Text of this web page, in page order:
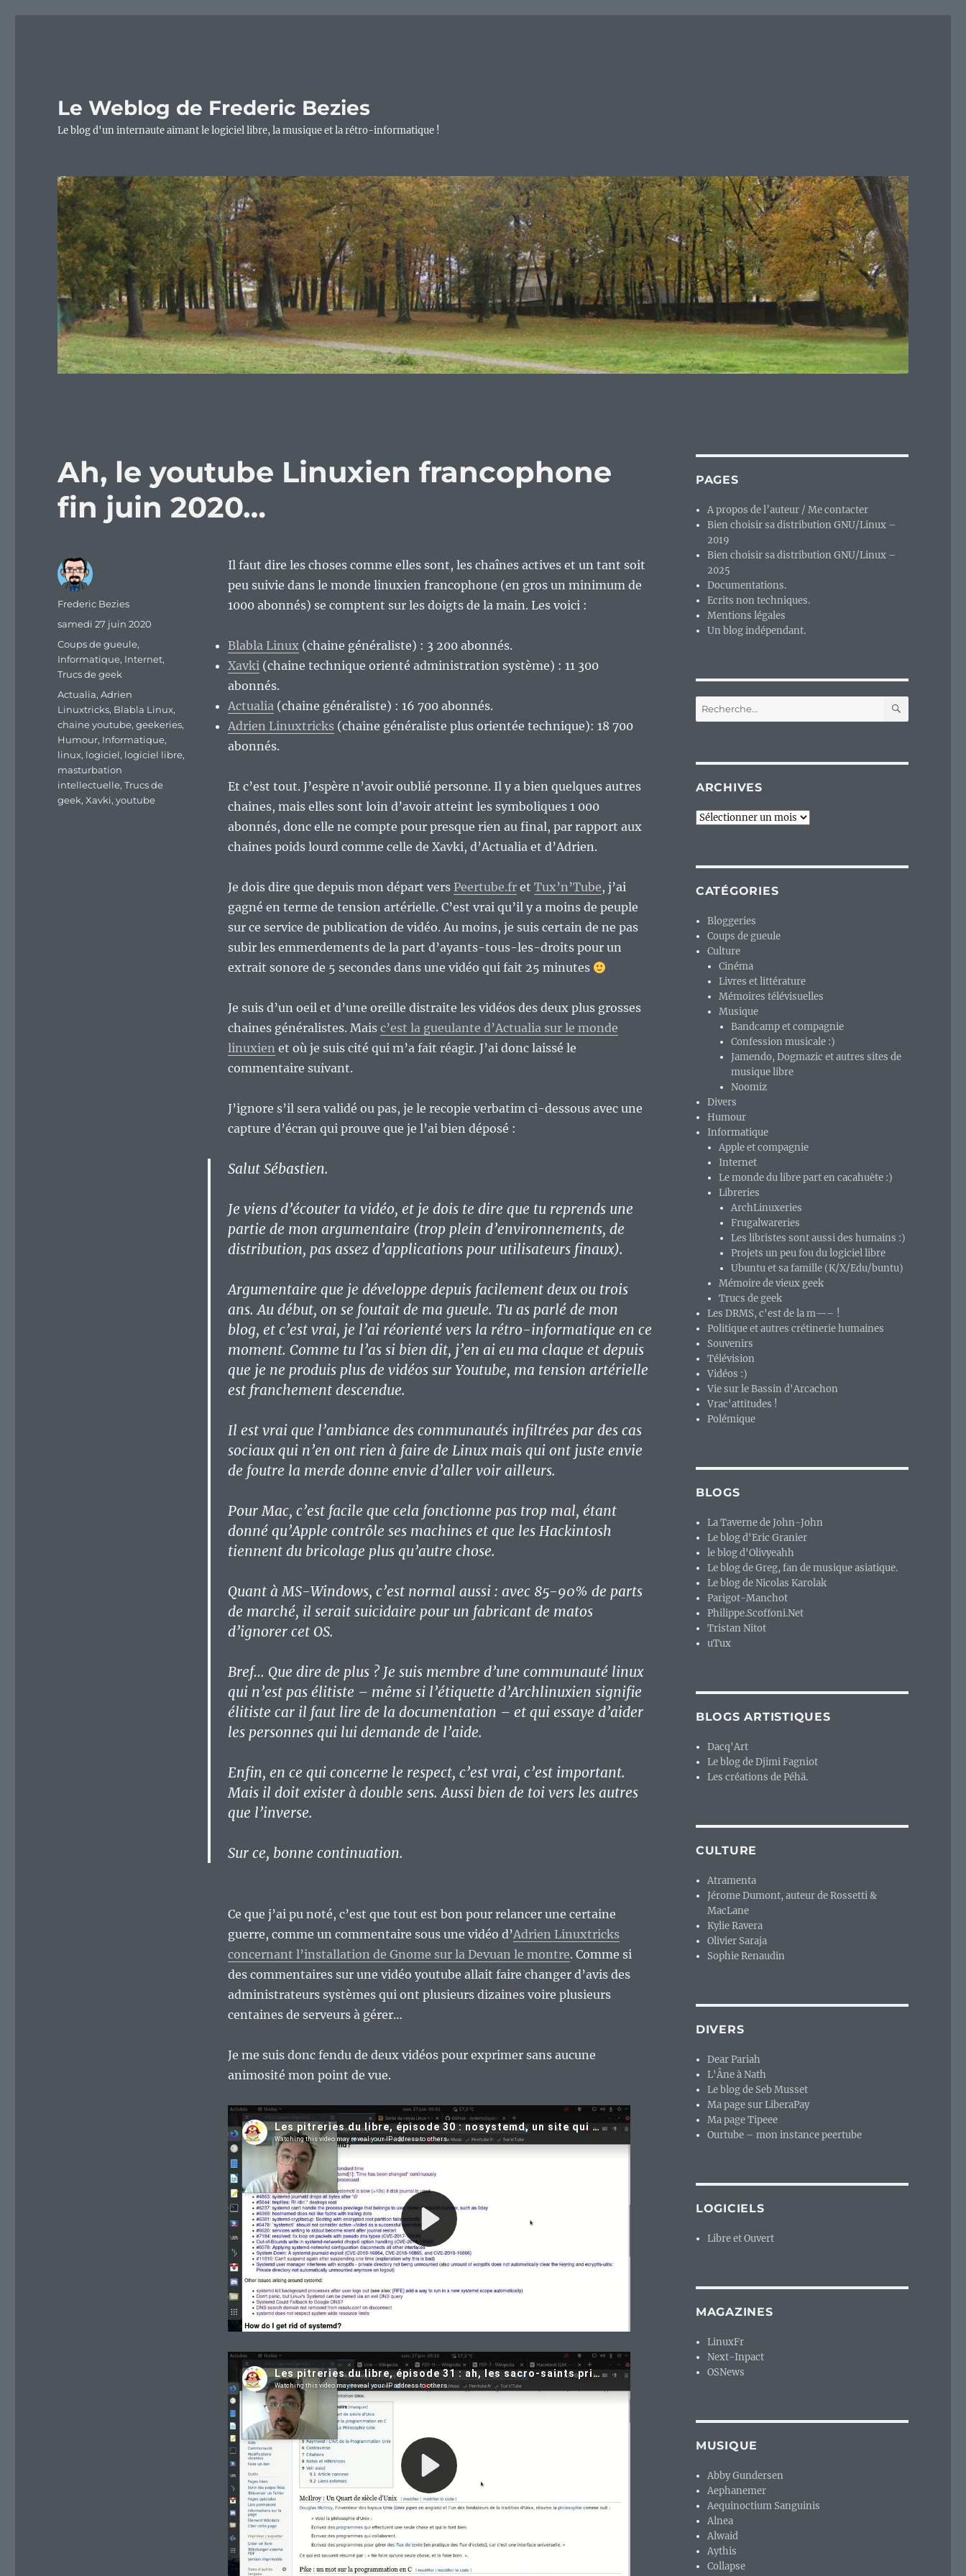
Le Weblog de Frederic Bezies
Le blog d'un internaute aimant le logiciel libre, la musique et la rétro-informatique !
Ah, le youtube Linuxien francophone
fin juin 2020…
Il faut dire les choses comme elles sont, les chaînes actives et un tant soit
peu suivie dans le monde linuxien francophone (en gros un minimum de
1000 abonnés) se comptent sur les doigts de la main. Les voici :
Blabla Linux(chaine généraliste) : 3 200 abonnés.
Xavki(chaine technique orienté administration système) : 11 300
abonnés.
Actualia(chaine généraliste) : 16 700 abonnés.
Adrien Linuxtricks(chaine généraliste plus orientée technique): 18 700
abonnés.
Et c’est tout. J’espère n’avoir oublié personne. Il y a bien quelques autres
chaines, mais elles sont loin d’avoir atteint les symboliques 1 000
abonnés, donc elle ne compte pour presque rien au final, par rapport aux
chaines poids lourd comme celle de Xavki, d’Actualia et d’Adrien.
Je dois dire que depuis mon départ vers Peertube.fret Tux’n’Tube, j’ai
gagné en terme de tension artérielle. C’est vrai qu’il y a moins de peuple
sur ce service de publication de vidéo. Au moins, je suis certain de ne pas
subir les emmerdements de la part d’ayants-tous-les-droits pour un
extrait sonore de 5 secondes dans une vidéo qui fait 25 minutes
Je suis d’un oeil et d’une oreille distraite les vidéos des deux plus grosses
chaines généralistes. Mais c’est la gueulante d’Actualia sur le monde
linuxien et où je suis cité qui m’a fait réagir. J’ai donc laissé le
commentaire suivant.
J’ignore s’il sera validé ou pas, je le recopie verbatim ci-dessous avec une
capture d’écran qui prouve que je l’ai bien déposé :
Salut Sébastien.
Je viens d’écouter ta vidéo, et je dois te dire que tu reprends une
partie de mon argumentaire (trop plein d’environnements, de
distribution, pas assez d’applications pour utilisateurs finaux).
Argumentaire que je développe depuis facilement deux ou trois
ans. Au début, on se foutait de ma gueule. Tu as parlé de mon
blog, et c’est vrai, je l’ai réorienté vers la rétro-informatique en ce
moment. Comme tu l’as si bien dit, j’en ai eu ma claque et depuis
que je ne produis plus de vidéos sur Youtube, ma tension artérielle
est franchement descendue.
Il est vrai que l’ambiance des communautés infiltrées par des cas
sociaux qui n’en ont rien à faire de Linux mais qui ont juste envie
de foutre la merde donne envie d’aller voir ailleurs.
Pour Mac, c’est facile que cela fonctionne pas trop mal, étant
donné qu’Apple contrôle ses machines et que les Hackintosh
tiennent du bricolage plus qu’autre chose.
Quant à MS-Windows, c’est normal aussi : avec 85-90% de parts
de marché, il serait suicidaire pour un fabricant de matos
d’ignorer cet OS.
Bref… Que dire de plus ? Je suis membre d’une communauté linux
qui n’est pas élitiste – même si l’étiquette d’Archlinuxien signifie
élitiste car il faut lire de la documentation – et qui essaye d’aider
les personnes qui lui demande de l’aide.
Enfin, en ce qui concerne le respect, c’est vrai, c’est important.
Mais il doit exister à double sens. Aussi bien de toi vers les autres
que l’inverse.
Sur ce, bonne continuation.
Ce que j’ai pu noté, c’est que tout est bon pour relancer une certaine
guerre, comme un commentaire sous une vidéo d’Adrien Linuxtricks
concernant l’installation de Gnome sur la Devuan le montre. Comme si
des commentaires sur une vidéo youtube allait faire changer d’avis des
administrateurs systèmes qui ont plusieurs dizaines voire plusieurs
centaines de serveurs à gérer…
Je me suis donc fendu de deux vidéos pour exprimer sans aucune
animosité mon point de vue.
Auteur
Frederic Bezies
Publié
samedi 27 juin 2020
Catégories
Coups de gueule,
Informatique, Internet,
Trucs de geek
Étiquettes
Actualia,Adrien
Linuxtricks, Blabla Linux,
chaine youtube,geekeries,
Humour, Informatique,
linux, logiciel, logiciel libre,
masturbation
intellectuelle,Trucs de
geek,Xavki,youtube
PAGES
A propos de l’auteur / Me contacter
Bien choisir sa distribution GNU/Linux –
2019
Bien choisir sa distribution GNU/Linux –
2025
Documentations.
Ecrits non techniques.
Mentions légales
Un blog indépendant.
Recherche
pour :
ARCHIVES
Archives
CATÉGORIES
Bloggeries
Coups de gueule
Culture
Cinéma
Livres et littérature
Mémoires télévisuelles
Musique
Bandcamp et compagnie
Confession musicale :)
Jamendo, Dogmazic et autres sites de
musique libre
Noomiz
Divers
Humour
Informatique
Apple et compagnie
Internet
Le monde du libre part en cacahuète :)
Libreries
ArchLinuxeries
Frugalwareries
Les libristes sont aussi des humains :)
Projets un peu fou du logiciel libre
Ubuntu et sa famille (K/X/Edu/buntu)
Mémoire de vieux geek
Trucs de geek
Les DRMS, c'est de la m—– !
Politique et autres crétinerie humaines
Souvenirs
Télévision
Vidéos :)
Vie sur le Bassin d'Arcachon
Vrac'attitudes !
Polémique
BLOGS
La Taverne de John-John
Le blog d'Eric Granier
le blog d'Olivyeahh
Le blog de Greg, fan de musique asiatique.
Le blog de Nicolas Karolak
Parigot-Manchot
Philippe.Scoffoni.Net
Tristan Nitot
uTux
BLOGS ARTISTIQUES
Dacq'Art
Le blog de Djimi Fagniot
Les créations de Péhä.
CULTURE
Atramenta
Jérome Dumont, auteur de Rossetti &
MacLane
Kylie Ravera
Olivier Saraja
Sophie Renaudin
DIVERS
Dear Pariah
L'Âne à Nath
Le blog de Seb Musset
Ma page sur LiberaPay
Ma page Tipeee
Ourtube – mon instance peertube
LOGICIELS
Libre et Ouvert
MAGAZINES
LinuxFr
Next-Inpact
OSNews
MUSIQUE
Abby Gundersen
Aephanemer
Aequinoctium Sanguinis
Alnea
Alwaid
Aythis
Collapse